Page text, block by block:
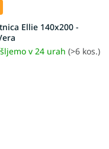
Ellie 140x200 -
v 24 urah(>6 kos.)